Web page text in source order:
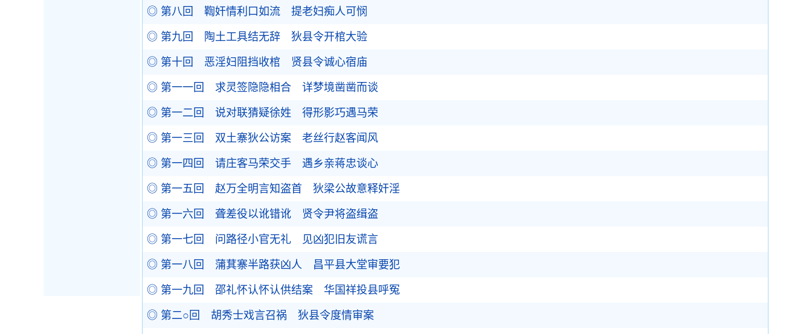
◎ 第八回 鞫奸情利口如流 提老妇痴人可悯
◎ 第九回 陶土工具结无辞 狄县令开棺大验
◎ 第十回 恶淫妇阻挡收棺 贤县令诚心宿庙
◎ 第一一回 求灵签隐隐相合 详梦境凿凿而谈
◎ 第一二回 说对联猜疑徐姓 得形影巧遇马荣
◎ 第一三回 双土寨狄公访案 老丝行赵客闻风
◎ 第一四回 请庄客马荣交手 遇乡亲蒋忠谈心
◎ 第一五回 赵万全明言知盗首 狄梁公故意释奸淫
◎ 第一六回 聋差役以讹错讹 贤令尹将盗缉盗
◎ 第一七回 问路径小官无礼 见凶犯旧友谎言
◎ 第一八回 蒲萁寨半路获凶人 昌平县大堂审要犯
◎ 第一九回 邵礼怀认怀认供结案 华国祥投县呼冤
◎ 第二○回 胡秀士戏言召祸 狄县令度情审案